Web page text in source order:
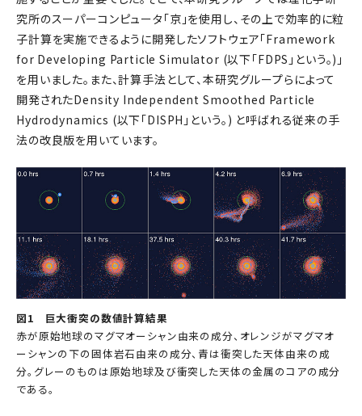
究所のスーパーコンピュータ「京」を使用し、その上で効率的に粒
子計算を実施できるように開発したソフトウェア「Framework
for Developing Particle Simulator (以下「FDPS」という。)」
を用いました。また、計算手法として、本研究グループらによって
開発されたDensity Independent Smoothed Particle
Hydrodynamics (以下「DISPH」という。) と呼ばれる従来の手
法の改良版を用いています。
図1 巨大衝突の数値計算結果
赤が原始地球のマグマオーシャン由来の成分、オレンジがマグマオ
ーシャンの下の固体岩石由来の成分、青は衝突した天体由来の成
分。グレーのものは原始地球及び衝突した天体の金属のコアの成分
である。